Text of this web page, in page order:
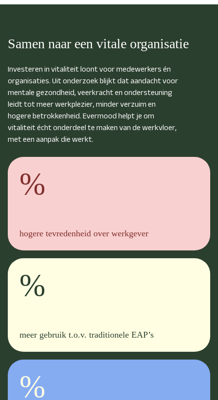
Samen naar een vitale organisatie
Investeren in vitaliteit loont voor medewerkers én
organisaties. Uit onderzoek blijkt dat aandacht voor
mentale gezondheid, veerkracht en ondersteuning
leidt tot meer werkplezier, minder verzuim en
hogere betrokkenheid. Evermood helpt je om
vitaliteit écht onderdeel te maken van de werkvloer,
met een aanpak die werkt.
%
hogere tevredenheid over werkgever
%
meer gebruik t.o.v. traditionele EAP’s
%